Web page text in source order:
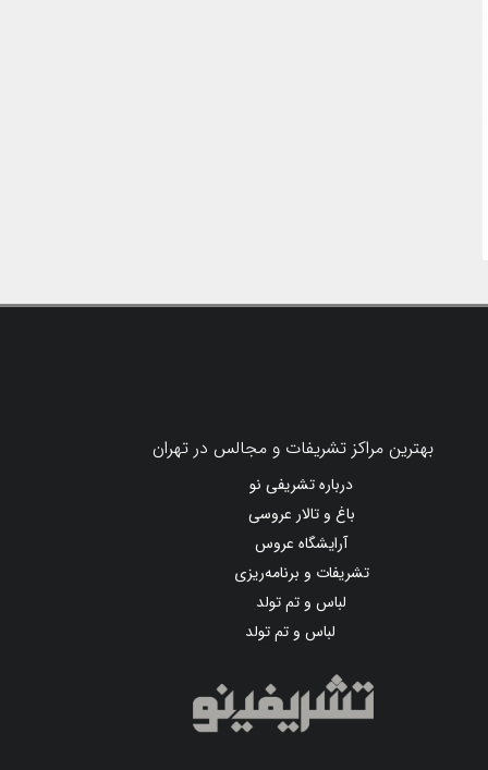
بهترین مراکز تشریفات و مجالس در تهران
درباره تشریفی نو
باغ و تالار عروسی
آرایشگاه عروس
تشریفات و برنامه‌ریزی
لباس و تم تولد
لباس و تم تولد